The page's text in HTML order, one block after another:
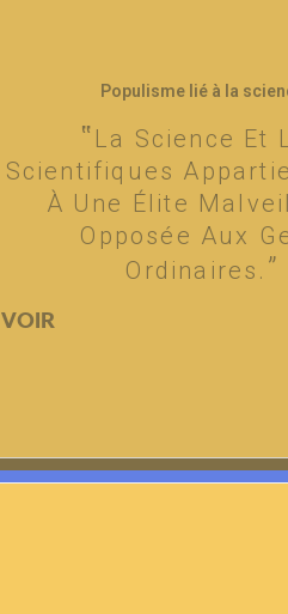
Populisme lié à la
La Science Et
Scientifiques
À Une Élite
Opposée Aux
Ordinaires.
VOIR